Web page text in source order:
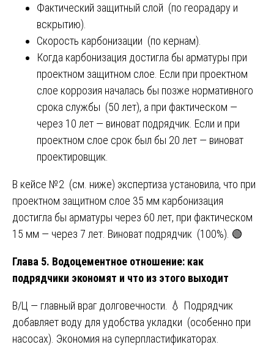
Фактический защитный слой (по георадару и
вскрытию).
Скорость карбонизации (по кернам).
Когда карбонизация достигла бы арматуры при
проектном защитном слое. Если при проектном
слое коррозия началась бы позже нормативного
срока службы (50 лет), а при фактическом —
через 10 лет — виноват подрядчик. Если и при
проектном слое срок был бы 20 лет — виноват
проектировщик.
В кейсе №2 (см. ниже) экспертиза установила, что при
проектном защитном слое 35 мм карбонизация
достигла бы арматуры через 60 лет, при фактическом
15 мм — через 7 лет. Виноват подрядчик (100%). 🟢
Глава 5. Водоцементное отношение: как
подрядчики экономят и что из этого выходит
В/Ц — главный враг долговечности. 💧 Подрядчик
добавляет воду для удобства укладки (особенно при
насосах). Экономия на суперпластификаторах.